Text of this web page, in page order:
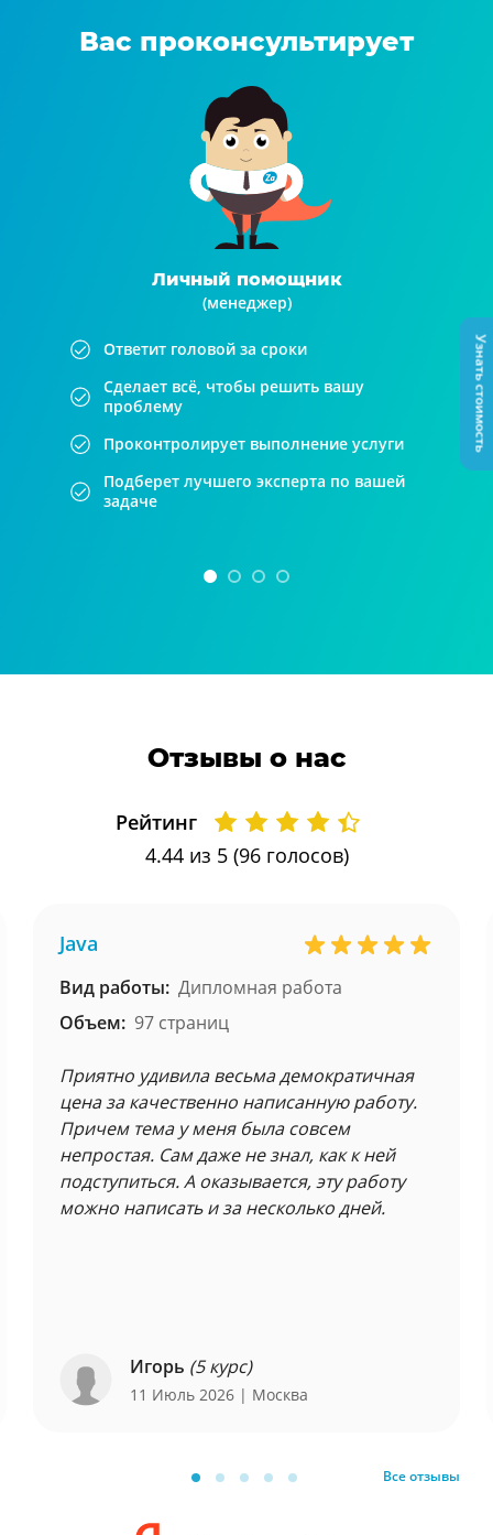
Вас проконсультирует
Личный помощник
(менеджер)
Ответит головой за сроки
Сделает всё, чтобы решить вашу
проблему
Проконтролирует выполнение услуги
Подберет лучшего эксперта по вашей
задаче
Отзывы о нас
Рейтинг
4.44из 5 (96 голосов)
Java
Вид работы: Дипломная работа
Объем: 97 страниц
Приятно удивила весьма демократичная
цена за качественно написанную работу.
Причем тема у меня была совсем
непростая. Сам даже не знал, как к ней
подступиться. А оказывается, эту работу
можно написать и за несколько дней.
Игорь (5 курс)
11 Июль 2026 | Москва
Все отзывы
Узнать стоимость